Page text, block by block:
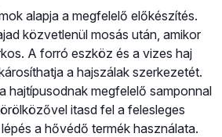
alapja a megfelelő előkészítés.
közvetlenül mosás után, amikor
A forró eszköz és a vizes haj
a hajszálak szerkezetét.
hajtípusodnak megfelelő samponnal
itasd fel a felesleges
a hővédő termék használata.